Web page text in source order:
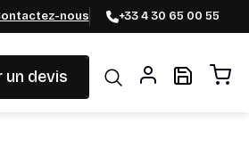
nous +33 4 30 65 00 55
un devis